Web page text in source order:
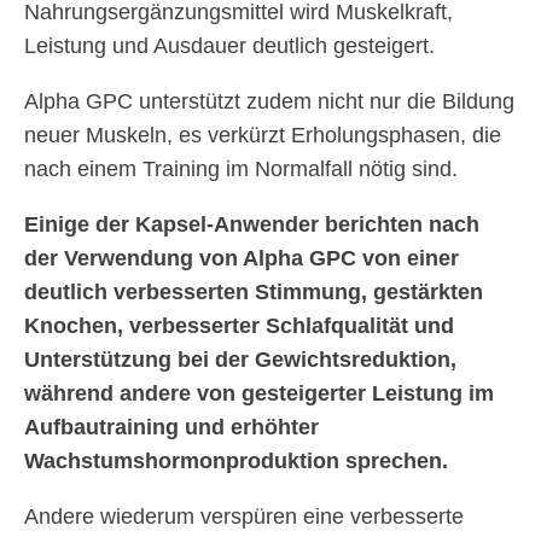
Nahrungsergänzungsmittel wird Muskelkraft,
Leistung und Ausdauer deutlich gesteigert.
Alpha GPC unterstützt zudem nicht nur die Bildung
neuer Muskeln, es verkürzt Erholungsphasen, die
nach einem Training im Normalfall nötig sind.
Einige der Kapsel-Anwender berichten nach
der Verwendung von Alpha GPC von einer
deutlich verbesserten Stimmung, gestärkten
Knochen, verbesserter Schlafqualität und
Unterstützung bei der Gewichtsreduktion,
während andere von gesteigerter Leistung im
Aufbautraining und erhöhter
Wachstumshormonproduktion sprechen.
Andere wiederum verspüren eine verbesserte